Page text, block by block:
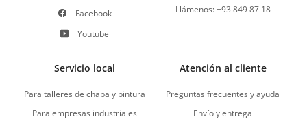
Facebook
Youtube
Llámenos: +93 849 87 18
Servicio local
Para talleres de chapa y pintura
Para empresas industriales
Atención al cliente
Preguntas frecuentes y ayuda
Envío y entrega